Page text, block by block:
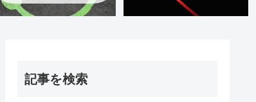
記事を検索